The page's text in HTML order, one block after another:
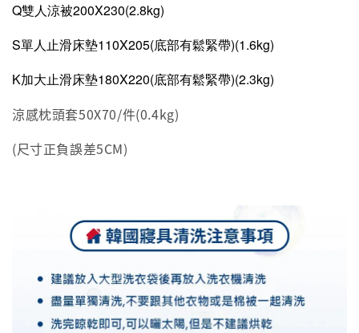
Q雙人涼被200X230(2.8kg)
S單人止滑床墊110X205(底部有鬆緊帶)(1.6kg)
K加大止滑床墊180X220(底部有鬆緊帶)(2.3kg)
涼感枕頭套50X70/件(0.4kg)
(尺寸正負誤差5CM)